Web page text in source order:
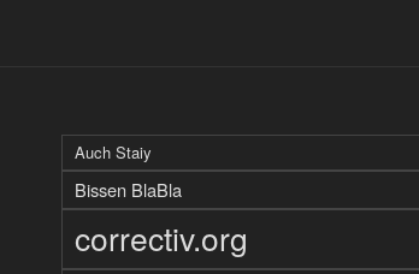
Auch Staiy
Bissen BlaBla
correctiv.org